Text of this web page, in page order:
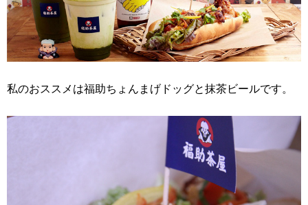
私のおススメは福助ちょんまげドッグと抹茶ビールです。